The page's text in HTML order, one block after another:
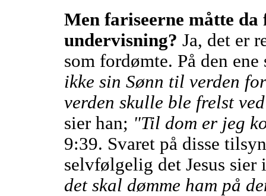
Men fariseerne måtte
undervisning? Ja, det er
som fordømte. På den
ikke sin Sønn til verden
verden skulle ble frelst
sier han; "Til dom er jeg
9:39. Svaret på disse
selvfølgelig det Jesus
det skal dømme ham på